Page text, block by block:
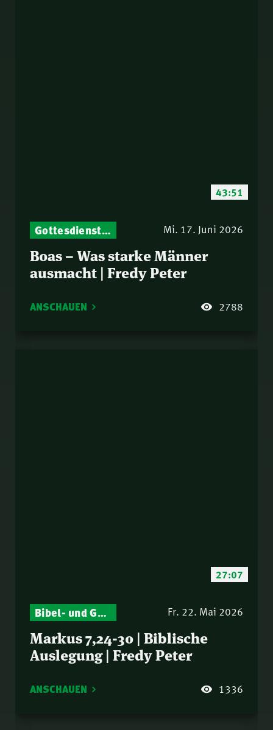
43:51
Gottesdienst-Botschaften – Jeden Sonntag neu: Aktuelle Predigten vom Mitternachtsruf Mi. 17. Juni 2026
Boas – Was starke Männer
ausmacht | Fredy Peter
ANSCHAUEN 2788
27:07
Bibel- und Gebetsstunde – Jeden Donnerstag neu: Vers-für-Vers-Auslegungen Fr. 22. Mai 2026
Markus 7,24-30 | Biblische
Auslegung | Fredy Peter
ANSCHAUEN 1336